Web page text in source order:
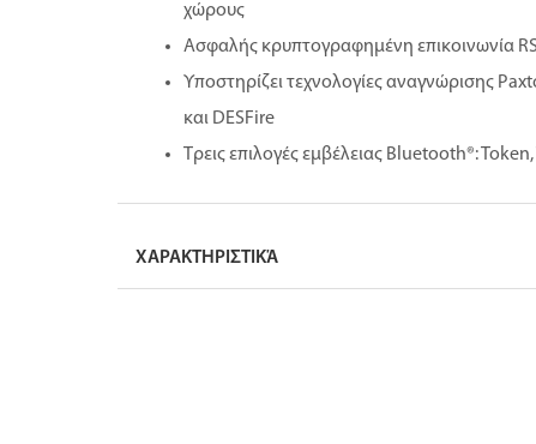
χώρους
Ασφαλής κρυπτογραφημένη επικοινωνία
Υποστηρίζει τεχνολογίες αναγνώρισης
και DESFire
Τρεις επιλογές εμβέλειας Bluetooth®:
ΧΑΡΑΚΤΗΡΙΣΤΙΚΆ